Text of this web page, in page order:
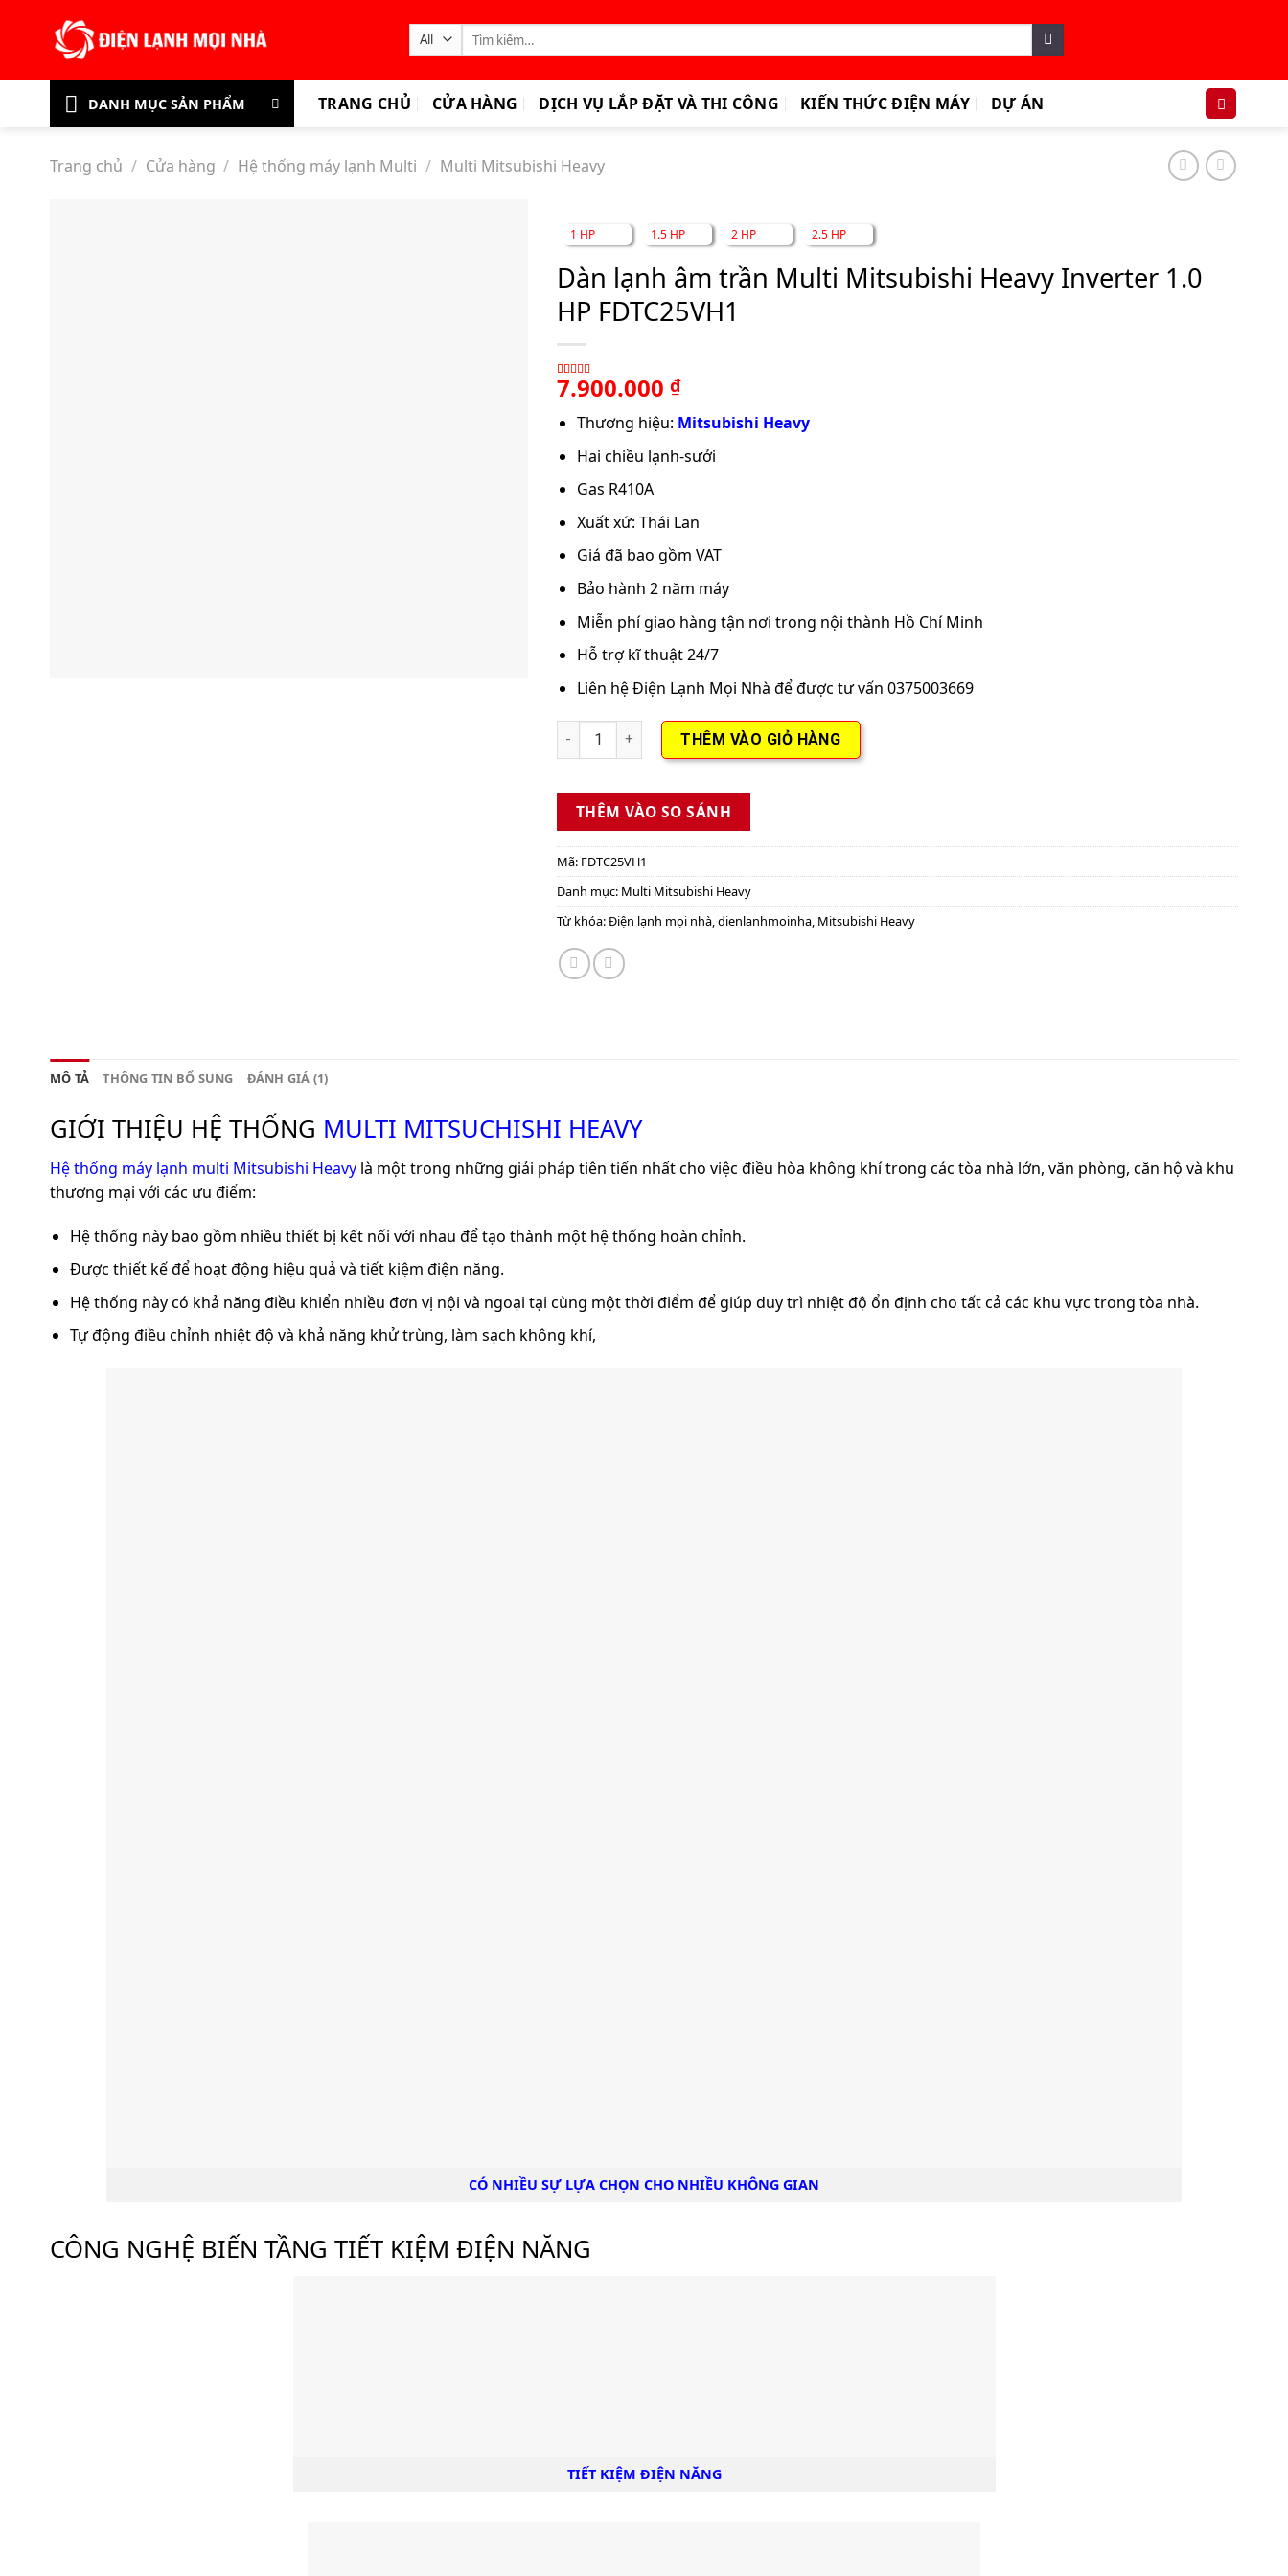
Tìm
kiếm:
DANH MỤC SẢN PHẨM TRANG CHỦ CỬA HÀNG DỊCH VỤ LẮP ĐẶT VÀ THI CÔNG KIẾN THỨC ĐIỆN MÁY DỰ ÁN
Trang chủ / Cửa hàng / Hệ thống máy lạnh Multi / Multi Mitsubishi Heavy
1 HP 1.5 HP 2 HP 2.5 HP
Dàn lạnh âm trần Multi Mitsubishi Heavy Inverter 1.0
HP FDTC25VH1
4.00trên
1
đánh giá
7.900.000₫
Thương hiệu: Mitsubishi Heavy
Hai chiều lạnh-sưởi
Gas R410A
Xuất xứ: Thái Lan
Giá đã bao gồm VAT
Bảo hành 2 năm máy
Miễn phí giao hàng tận nơi trong nội thành Hồ Chí Minh
Hỗ trợ kĩ thuật 24/7
Liên hệĐiện Lạnh Mọi Nhà để được tư vấn 0375003669
Dàn lạnh âm trần Multi Mitsubishi Heavy Inverter 1.0 HP FDTC25VH1 số lượng
THÊM VÀO GIỎ HÀNG
THÊM VÀO SO SÁNH
Mã: FDTC25VH1
Danh mục: Multi Mitsubishi Heavy
Từ khóa:Điện lạnh mọi nhà,dienlanhmoinha, Mitsubishi Heavy
MÔ TẢ THÔNG TIN BỔ SUNG ĐÁNH GIÁ (1)
GIỚI THIỆU HỆ THỐNG MULTI MITSUCHISHI HEAVY
Hệ thống máy lạnh multi Mitsubishi Heavy là một trong những giải pháp tiên tiến nhất cho việc điều hòa không khí trong các tòa nhà lớn, văn phòng, căn hộ và khu
thương mại với các ưu điểm:
Hệ thống này bao gồm nhiều thiết bị kết nối với nhau để tạo thành một hệ thống hoàn chỉnh.
Được thiết kế để hoạt động hiệu quả và tiết kiệm điện năng.
Hệ thống này có khả năng điều khiển nhiều đơn vị nội và ngoại tại cùng một thời điểm để giúp duy trì nhiệt độ ổn định cho tất cả các khu vực trong tòa nhà.
Tự động điều chỉnh nhiệt độ và khả năng khử trùng, làm sạch không khí,
CÓ NHIỀU SỰ LỰA CHỌN CHO NHIỀU KHÔNG GIAN
CÔNG NGHỆ BIẾN TẦNG TIẾT KIỆM ĐIỆN NĂNG
TIẾT KIỆM ĐIỆN NĂNG